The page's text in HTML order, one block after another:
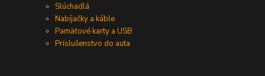
Slúchadlá
Nabíjačky a káble
Pamäťové karty a USB
Príslušenstvo do auta